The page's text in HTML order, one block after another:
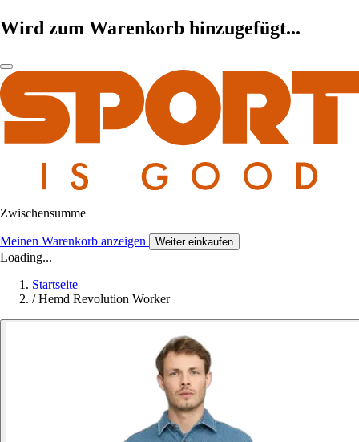
Wird zum Warenkorb hinzugefügt...
Zwischensumme
Meinen Warenkorb anzeigen Weiter einkaufen
Loading...
Startseite
/ Hemd Revolution Worker